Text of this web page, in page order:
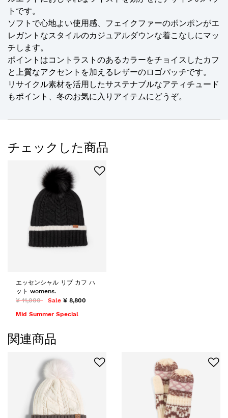
トです。
ソフトで心地よい使用感、フェイクファーのポンポンがエ
レガントなスタイルのカジュアルダウンな着こなしにマッ
チします。
ポイントはコントラストのあるカラーをチョイスしたカフ
と上質なアクセントを加えるレザーのロゴパッチです。
リサイクル素材を活用したサステナブルなアティチュード
もポイント、冬のお気に入りアイテムにどうぞ。
チェックした商品
エッセンシャル リブ カフ ハ
ット womens.
¥ 11,000
Sale ¥ 8,800
Mid Summer Special
関連商品